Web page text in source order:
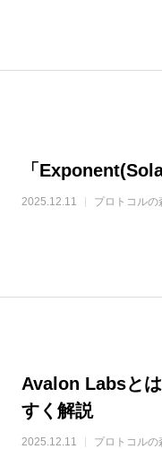
「
2025.12.11 プロトコルの
Avalon Labsと
すく解説
2025.12.11 プロトコルの